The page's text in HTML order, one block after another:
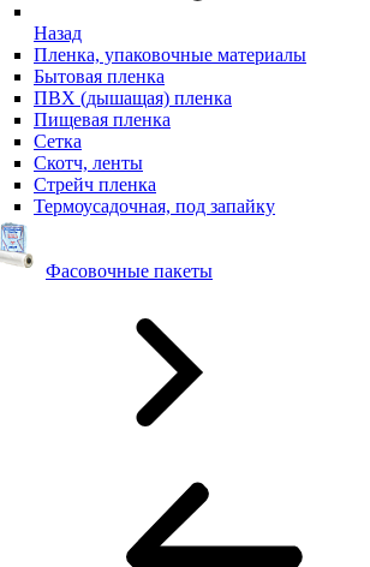
Назад
Пленка, упаковочные материалы
Бытовая пленка
ПВХ (дышащая) пленка
Пищевая пленка
Сетка
Скотч, ленты
Стрейч пленка
Термоусадочная, под запайку
Фасовочные пакеты